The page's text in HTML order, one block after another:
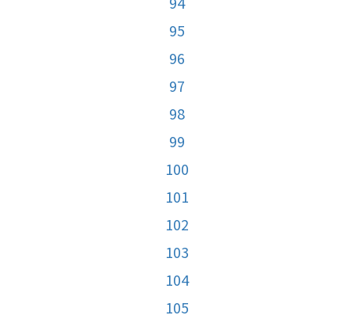
95
96
97
98
99
100
101
102
103
104
105